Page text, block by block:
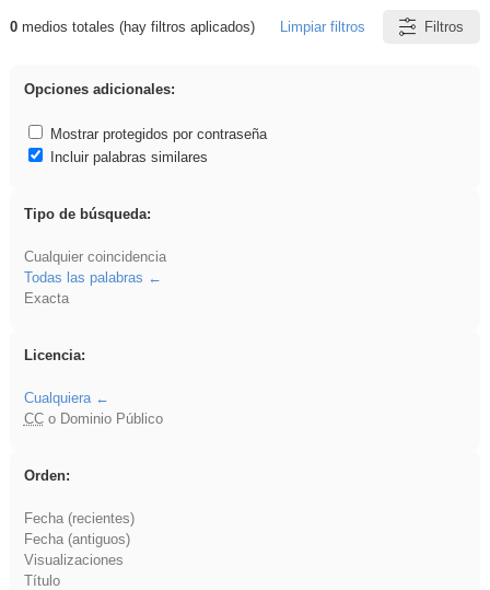
Resultados de: pronunciation
0medios totales (hay filtros aplicados) Limpiar filtros Filtros
Opciones adicionales:
Mostrar protegidos por contraseña
Incluir palabras similares
Tipo de búsqueda:
Cualquier coincidencia
Todas las palabras
Exacta
Licencia:
Cualquiera
CCo Dominio Público
Orden:
Fecha (recientes)
Fecha (antiguos)
Visualizaciones
Título